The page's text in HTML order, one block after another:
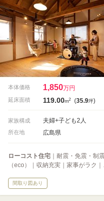
本体価格 1,850万円
延床面積 119.00m2 (35.9坪)
家族構成 夫婦+子ども2人
所在地 広島県
ローコスト住宅 ｜耐震・免震・制
（eco）｜収納充実｜家事がラク
間取り図あり